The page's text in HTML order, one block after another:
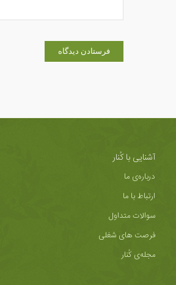
آشنایی با کُنار
درباره‌ی ما
ارتباط با ما
سوالات متداول
فرصت های شغلی
مجله‌ی کُنار